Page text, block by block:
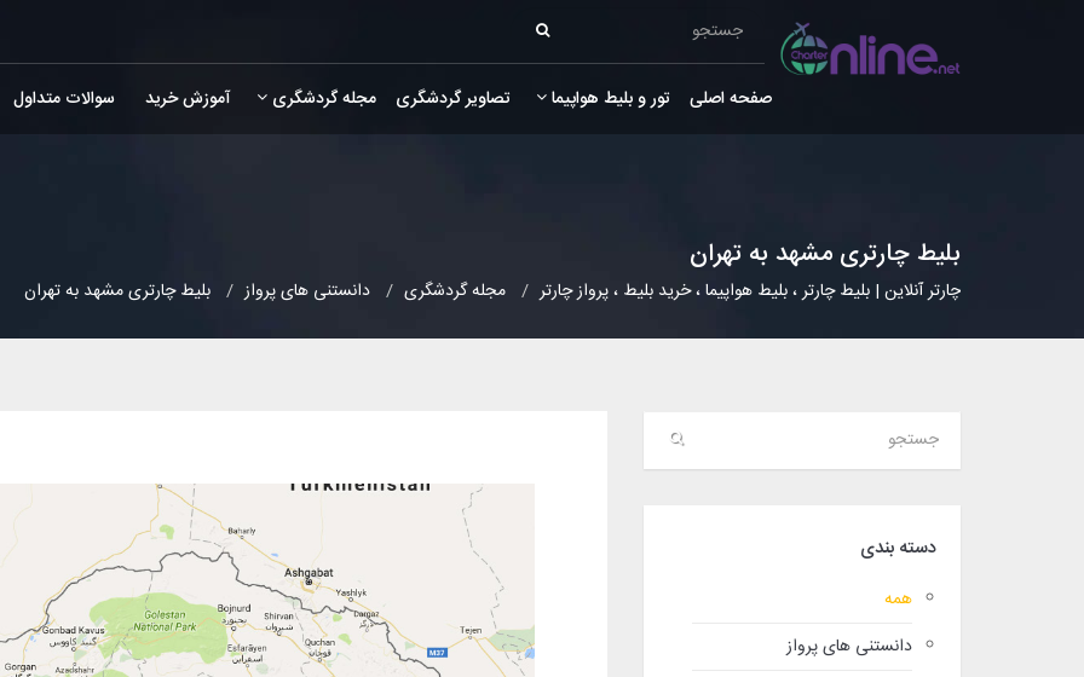
صفحه اصلی تور و بلیط هواپیما تصاویر گردشگری مجله گردشگری آموزش خرید سوالات متداول
بلیط چارتری مشهد به تهران
چارتر آنلاین | بلیط چارتر ، بلیط هواپیما ، خرید بلیط ، پرواز چارتر مجله گردشگری دانستنی های پرواز بلیط چارتری مشهد به تهران
دسته بندی
همه
دانستنی های پرواز